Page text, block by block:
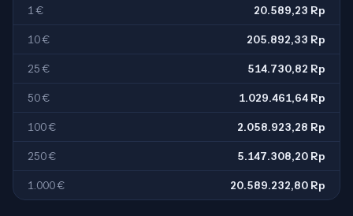
1 € 20.589,23 Rp
10 € 205.892,33 Rp
25 € 514.730,82 Rp
50 € 1.029.461,64 Rp
100 € 2.058.923,28 Rp
250 € 5.147.308,20 Rp
1.000 € 20.589.232,80 Rp